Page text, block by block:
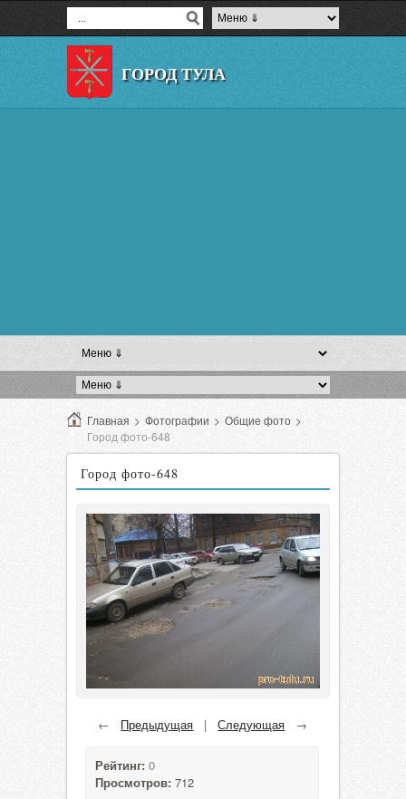
ГОРОД ТУЛА
Главная > Фотографии > Общие фото >
Город фото-648
Город фото-648
← Предыдущая |Следующая →
Рейтинг: 0
Просмотров: 712